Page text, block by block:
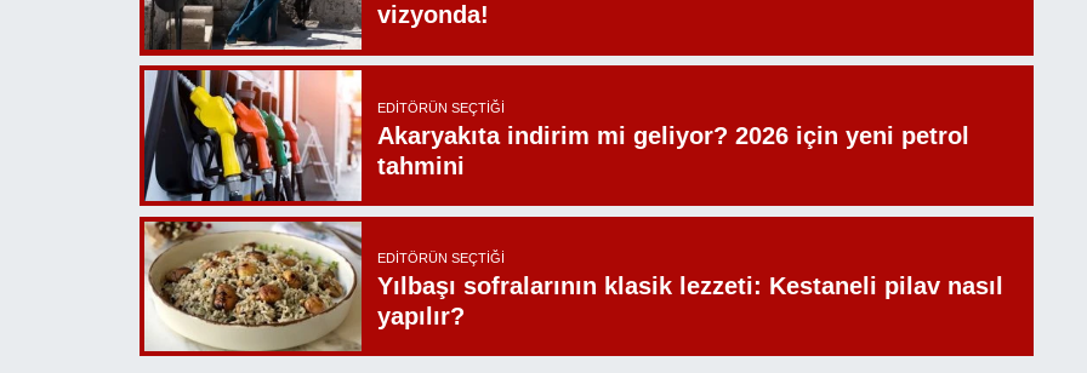
vizyonda!
EDITÖRÜN SEÇTIĞI
Akaryakıta indirim mi geliyor? 2026 için yeni petrol
tahmini
EDITÖRÜN SEÇTIĞI
Yılbaşı sofralarının klasik lezzeti: Kestaneli pilav nasıl
yapılır?